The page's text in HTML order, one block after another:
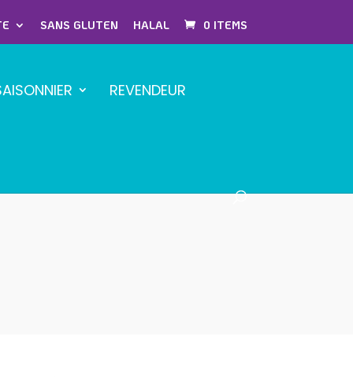
SANS GLUTEN HALAL 0 ITEMS
REVENDEUR